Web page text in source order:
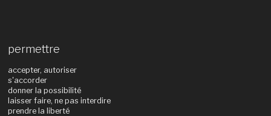
permettre
accepter, autoriser
s'accorder
donner la possibilité
laisser faire, ne pas interdire
prendre la liberté